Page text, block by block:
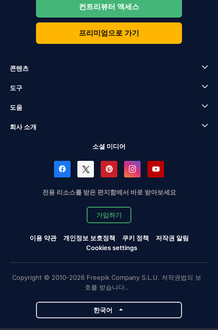
컨트리뷰터 액세스
프리미엄으로 가기
콘텐츠
도구
도움
회사 소개
소셜 미디어
전용 리소스를 받은 편지함에서 바로 받아보세요
가입하기
이용 약관 개인정보 보호정책 쿠키 정책
저작권 알림
Cookies settings
Copyright © 2010-2026 Freepik Company S.L.U. 저작권법의 보
호를 받습니다..
한국어